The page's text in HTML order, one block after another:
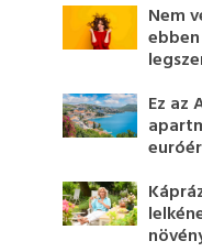
Nem
Ez az